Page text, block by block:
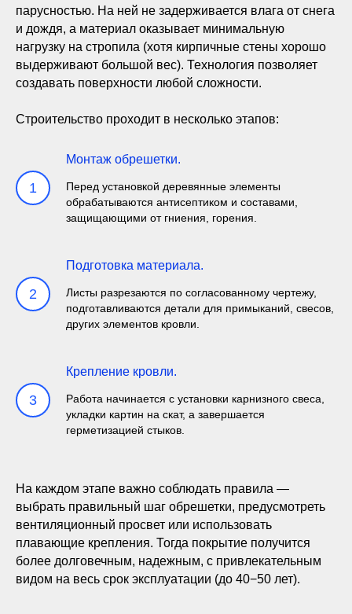
парусностью. На ней не задерживается влага от снега
и дождя, а материал оказывает минимальную
нагрузку на стропила (хотя кирпичные стены хорошо
выдерживают большой вес). Технология позволяет
создавать поверхности любой сложности.
Строительство проходит в несколько этапов:
1
Монтаж обрешетки.
Перед установкой деревянные элементы
обрабатываются антисептиком и составами,
защищающими от гниения, горения.
2
Подготовка материала.
Листы разрезаются по согласованному чертежу,
подготавливаются детали для примыканий, свесов,
других элементов кровли.
3
Крепление кровли.
Работа начинается с установки карнизного свеса,
укладки картин на скат, а завершается
герметизацией стыков.
На каждом этапе важно соблюдать правила —
выбрать правильный шаг обрешетки, предусмотреть
вентиляционный просвет или использовать
плавающие крепления. Тогда покрытие получится
более долговечным, надежным, с привлекательным
видом на весь срок эксплуатации (до 40−50 лет).